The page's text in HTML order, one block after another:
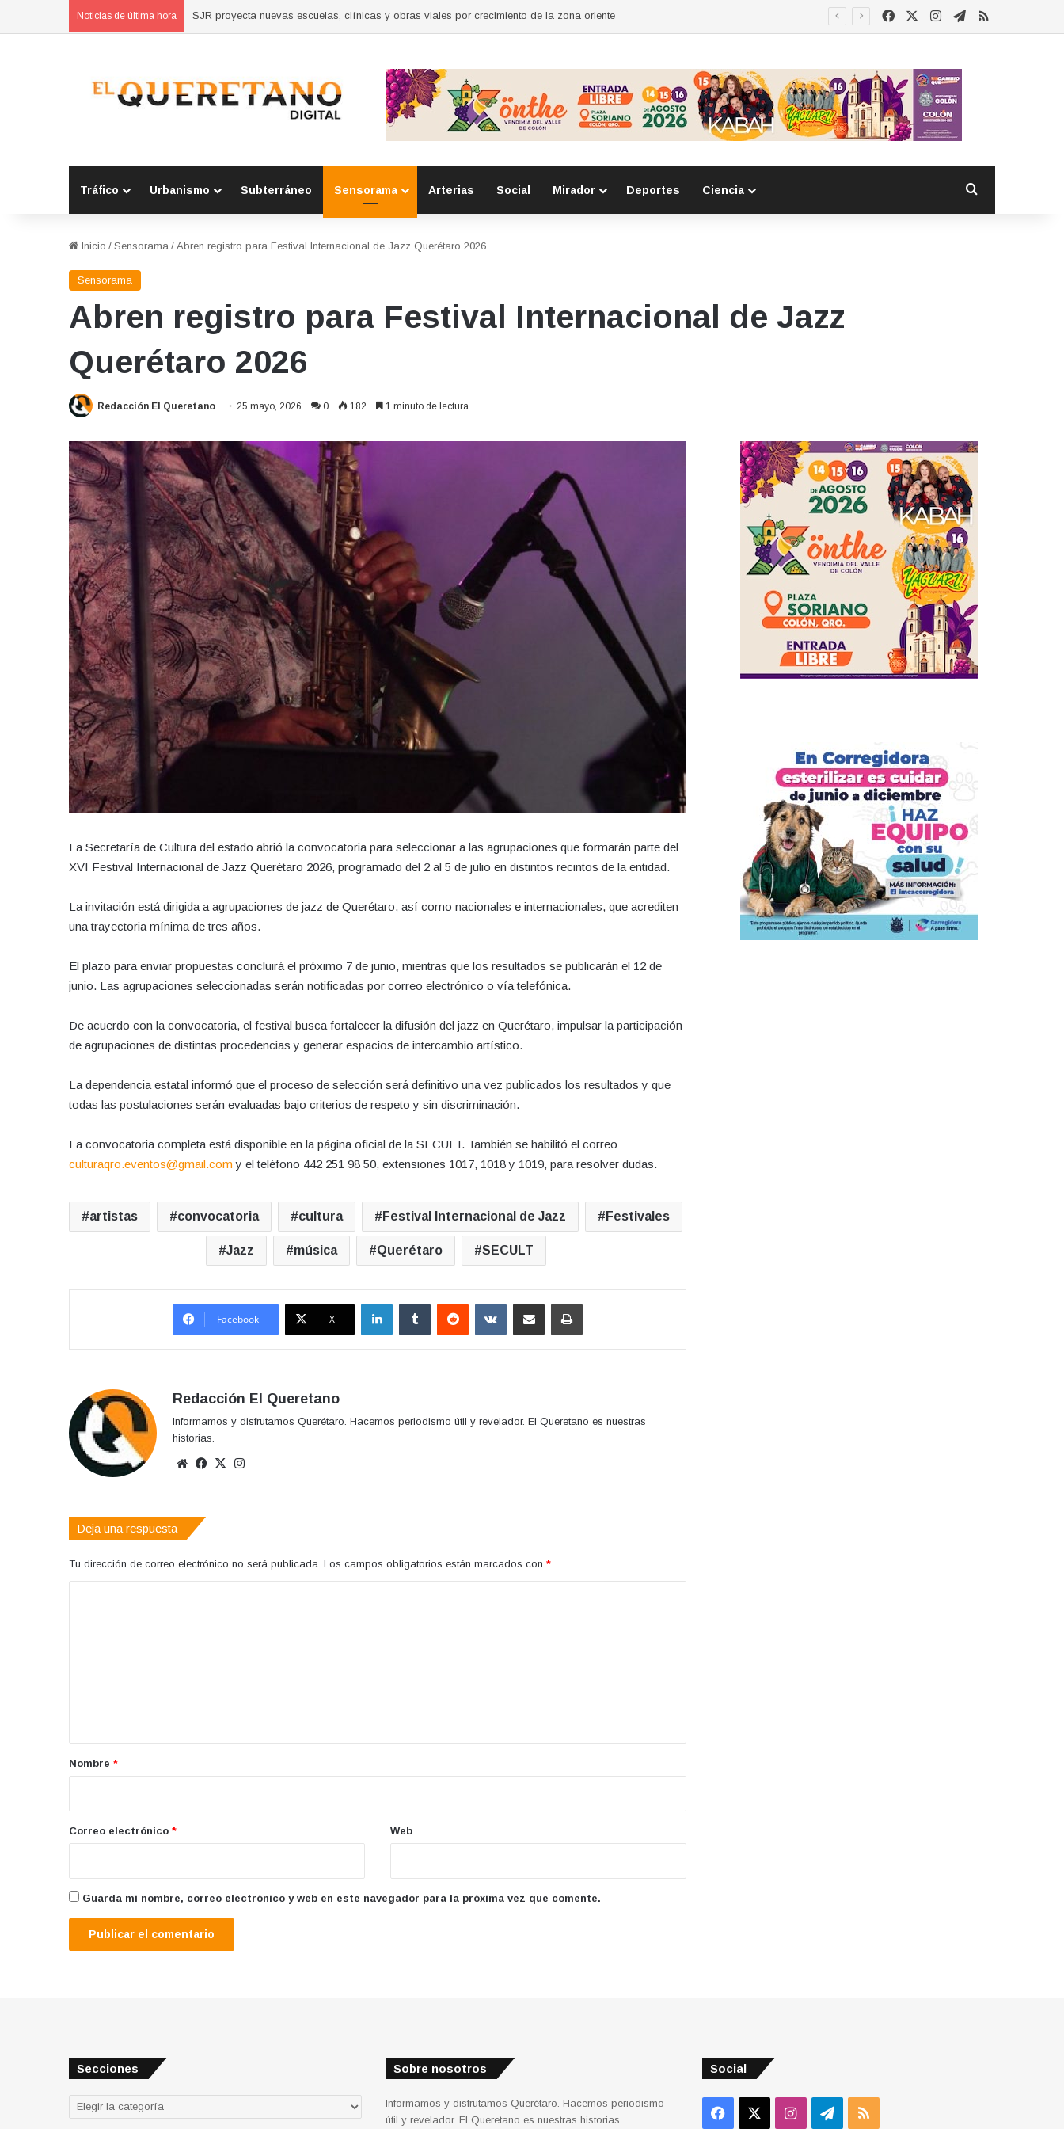
Noticias de última hora Concluyen cursos de autoempleo para mujeres en Huimilpan FacebookInstagram
Telegram
RSS
Tráfico Urbanismo Subterráneo Sensorama Arterias Social Mirador Deportes Ciencia
Inicio / Sensorama / Abren registro para Festival Internacional de Jazz Querétaro 2026
Sensorama
Abren registro para Festival Internacional de Jazz
Querétaro 2026
Redacción El Queretano 25 mayo, 2026 0 182 1 minuto de lectura
La Secretaría de Cultura del estado abrió la convocatoria para seleccionar a las agrupaciones que formarán parte del
XVI Festival Internacional de Jazz Querétaro 2026, programado del 2 al 5 de julio en distintos recintos de la entidad.
La invitación está dirigida a agrupaciones de jazz de Querétaro, así como nacionales e internacionales, que acrediten
una trayectoria mínima de tres años.
El plazo para enviar propuestas concluirá el próximo 7 de junio, mientras que los resultados se publicarán el 12 de
junio. Las agrupaciones seleccionadas serán notificadas por correo electrónico o vía telefónica.
De acuerdo con la convocatoria, el festival busca fortalecer la difusión del jazz en Querétaro, impulsar la participación
de agrupaciones de distintas procedencias y generar espacios de intercambio artístico.
La dependencia estatal informó que el proceso de selección será definitivo una vez publicados los resultados y que
todas las postulaciones serán evaluadas bajo criterios de respeto y sin discriminación.
La convocatoria completa está disponible en la página oficial de la SECULT. También se habilitó el correo
culturaqro.eventos@gmail.com y el teléfono 442 251 98 50, extensiones 1017, 1018 y 1019, para resolver dudas.
artistas convocatoria cultura Festival Internacional de Jazz Festivales
Jazz música Querétaro SECULT
Facebook X
LinkedInTumblr Reddit VKontakteCompartir por correo electrónicoImprimir
Redacción El Queretano
Informamos y disfrutamos Querétaro. Hacemos periodismo útil y revelador. El Queretano es nuestras
historias.
Sitio
Facebook
X
Deja una respuesta
Tu dirección de correo electrónico no será publicada. Los campos obligatorios están marcados con *
r
*
Nombre *
Correo electrónico * Web
Guarda mi nombre, correo electrónico y web en este navegador para la próxima vez que comente.
Secciones
Secciones
Sobre nosotros
Informamos y disfrutamos Querétaro. Hacemos periodismo
útil y revelador. El Queretano es nuestras historias.
Social
Facebook InstagramTelegram
RSS